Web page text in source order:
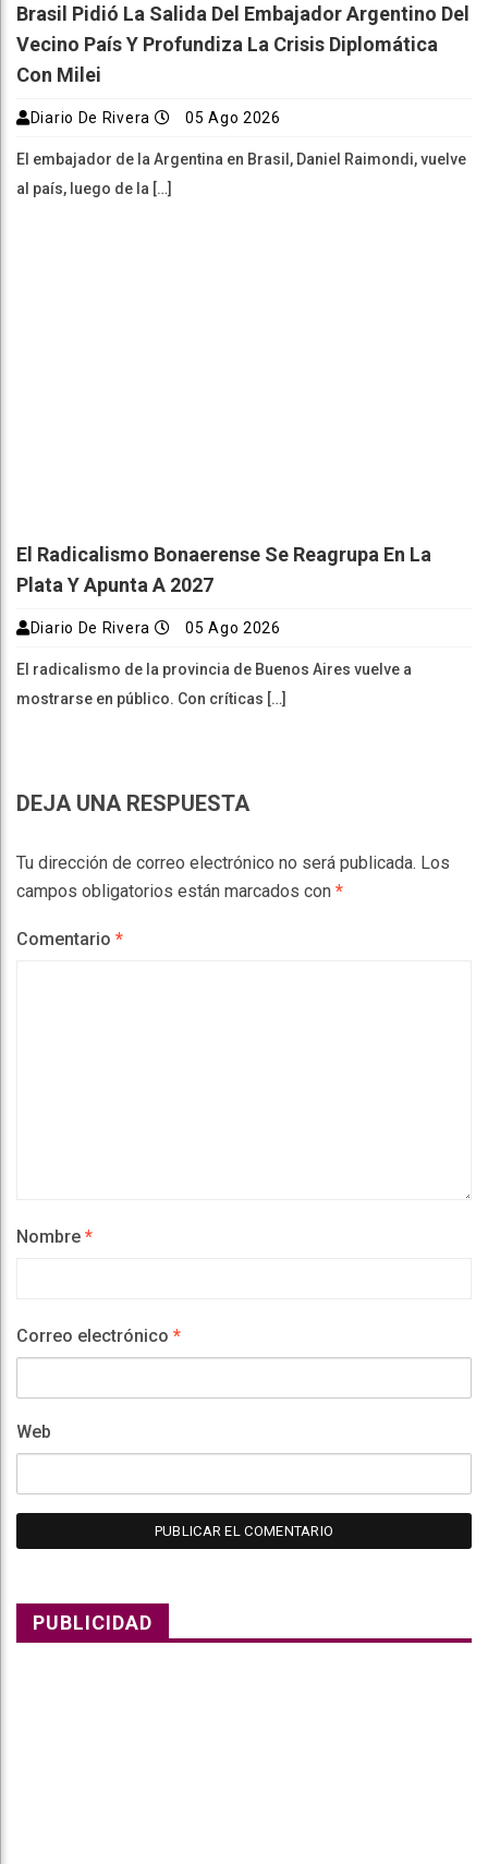
Brasil Pidió La Salida Del Embajador Argentino Del
Vecino País Y Profundiza La Crisis Diplomática
Con Milei
Diario De Rivera 05 Ago 2026
El embajador de la Argentina en Brasil, Daniel Raimondi, vuelve
al país, luego de la […]
El Radicalismo Bonaerense Se Reagrupa En La
Plata Y Apunta A 2027
Diario De Rivera 05 Ago 2026
El radicalismo de la provincia de Buenos Aires vuelve a
mostrarse en público. Con críticas […]
DEJA UNA RESPUESTA
Tu dirección de correo electrónico no será publicada. Los
campos obligatorios están marcados con *
Comentario *
Nombre *
Correo electrónico *
Web
PUBLICIDAD